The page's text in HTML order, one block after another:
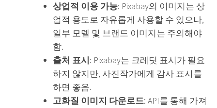
상업적 이용 가능: Pixabay의 이미지는 상
업적 용도로 자유롭게 사용할 수 있으나,
일부 모델 및 브랜드 이미지는 주의해야
함.
출처 표시: Pixabay는 크레딧 표시가 필요
하지 않지만, 사진작가에게 감사 표시를
하면 좋음.
고화질 이미지 다운로드: API를 통해 가져